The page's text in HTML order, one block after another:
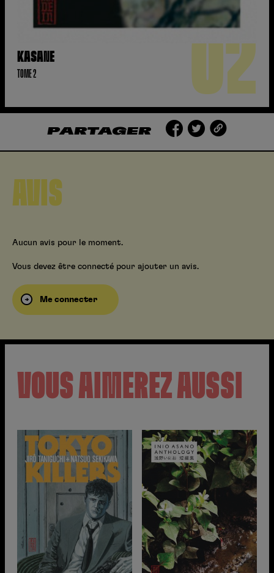
KASANE
TOME 2 02
PARTAGER
AVIS
Aucun avis pour le moment.
Vous devez être connecté pour ajouter un avis.
Me connecter
VOUS AIMEREZ AUSSI